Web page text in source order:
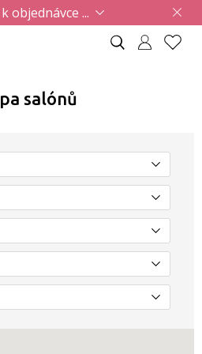
objednávce ...
salónů